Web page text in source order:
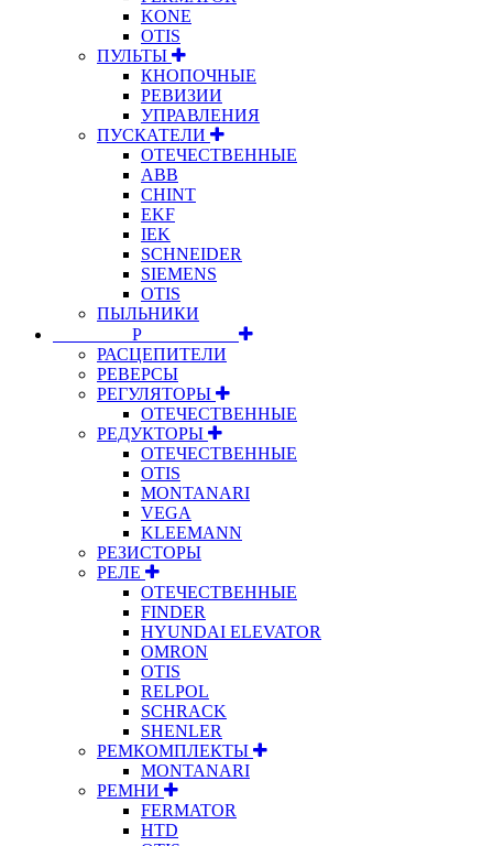
KONE
OTIS
ПУЛЬТЫ
КНОПОЧНЫЕ
РЕВИЗИИ
УПРАВЛЕНИЯ
ПУСКАТЕЛИ
ОТЕЧЕСТВЕННЫЕ
ABB
CHINT
EKF
IEK
SCHNEIDER
SIEMENS
OTIS
ПЫЛЬНИКИ
⠀⠀⠀⠀⠀⠀Р⠀⠀⠀⠀⠀⠀⠀
РАСЦЕПИТЕЛИ
РЕВЕРСЫ
РЕГУЛЯТОРЫ
ОТЕЧЕСТВЕННЫЕ
РЕДУКТОРЫ
ОТЕЧЕСТВЕННЫЕ
OTIS
MONTANARI
VEGA
KLEEMANN
РЕЗИСТОРЫ
РЕЛЕ
ОТЕЧЕСТВЕННЫЕ
FINDER
HYUNDAI ELEVATOR
OMRON
OTIS
RELPOL
SCHRACK
SHENLER
РЕМКОМПЛЕКТЫ
MONTANARI
РЕМНИ
FERMATOR
HTD